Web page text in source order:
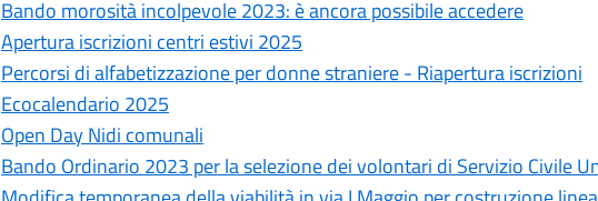
Bando morosità incolpevole 2023: è ancora possibile accedere
Apertura iscrizioni centri estivi 2025
Percorsi di alfabetizzazione per donne straniere - Riapertura iscrizioni
Ecocalendario 2025
Open Day Nidi comunali
Bando Ordinario 2023 per la selezione dei volontari di Servizio Civile